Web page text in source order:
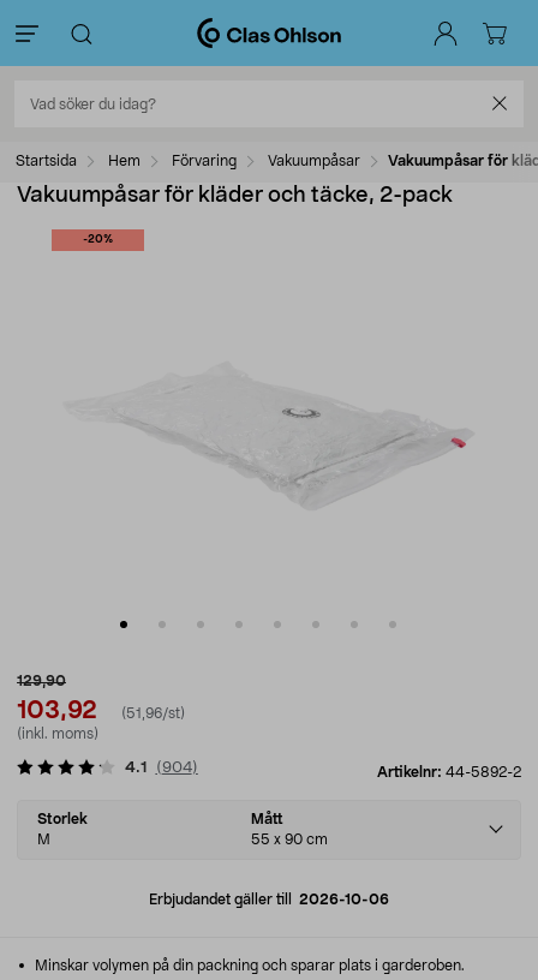
Startsida Hem Förvaring Vakuumpåsar Vakuumpåsar för
Vakuumpåsar för kläder och täcke, 2-pack
-20%
129,90
103,92
(51,96/st)
(inkl. moms)
Artikelnr: 44-5892-2
4.1 (904)
Select
variant
Storlek
M
Mått
55 x 90 cm
Erbjudandet gäller till 2026-10-06
Minskar volymen på din packning och sparar plats i garderoben.